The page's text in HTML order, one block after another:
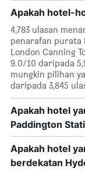
Apakah hotel-
4,783 ulasan
penarafan purata
London Canning
9.0/10 daripada
mungkin pilihan
daripada 3,845
Apakah hotel
Paddington
Apakah hotel
berdekatan